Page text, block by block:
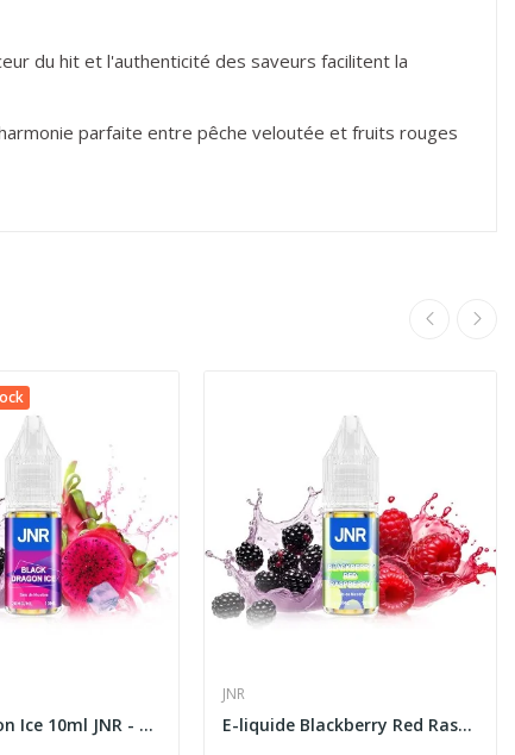
du hit et l'authenticité des saveurs facilitent la
parfaite entre pêche veloutée et fruits rouges
Black Dragon Ice 10ml JNR - E-liquide Sels...
JNR
E-liquide Blackberry Red Raspberry 10ml JNR...